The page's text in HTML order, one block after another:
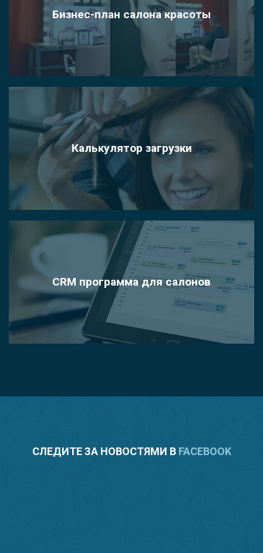
Бизнес-план салона красоты
Калькулятор загрузки
CRM программа для салонов
СЛЕДИТЕ ЗА НОВОСТЯМИ В FACEBOOK